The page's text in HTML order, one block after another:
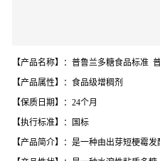
【产品名称】：普鲁兰多糖食品标准
【产品属性】：食品级增稠剂
【保质日期】：24个月
【执行标准】：国标
【产品简介】：是一种由出芽短梗霉